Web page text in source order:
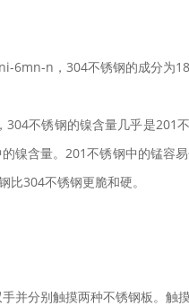
6mn-n，304不锈钢的成分为
不锈钢的镍含量几乎是201
镍含量。201不锈钢中的锰容
304不锈钢更脆和硬。
并分别触摸两种不锈钢板。触